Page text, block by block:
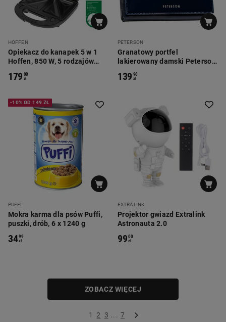
HOFFEN
Opiekacz do kanapek 5 w 1
Hoffen, 850 W, 5 rodzajów
179 00
zł
PETERSON
Granatowy portfel
lakierowany damski Peterson,
139 90
zł
-10% OD 149 ZŁ
PUFFI
Mokra karma dla psów Puffi,
puszki, drób, 6 x 1240 g
3499
zł
EXTRALINK
Projektor gwiazd Extralink
Astronauta 2.0
9900
zł
ZOBACZ WIĘCEJ
1 2 3 ... 7